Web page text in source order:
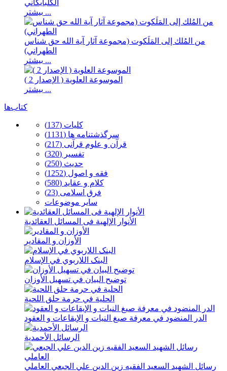
الكلبايكاني
بیشتر ...
من المُلك إلى المَلَكوت (مجموعة آثار آية الله حق شناس
الطهراني)
بیشتر ...
الموسوعة العلوية ( الإصدار 2 )
بیشتر ...
کتاب‌ها
كلیات (137)
سرگذشتنامه ها (1131)
قرآن و علوم قرآنی (217)
تفسیر (320)
حدیث (250)
فقه و اصول (1252)
كلام و عقاید (580)
فرق اسلامی (23)
سایر موضوعات
الأنوار الإلهیة فی المسائل العقائدیة
الأوزان و المقادیر
البنک اللاربوي في الإسلام
توضیح البیان في تسهیل الأوزان
الحلیة في حرمة حلق اللحیة
الدر المنضود في معرفة صیغ النیات و الإیقاعات و العقود
الرسائل الأحمدیة
رسائل الشهید السعید الفقیه زین الدین علي الجبعي العاملي